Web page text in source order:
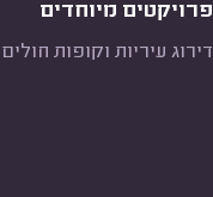
פרויקטים מיוחדים
דירוג עיריות וקופות חולים